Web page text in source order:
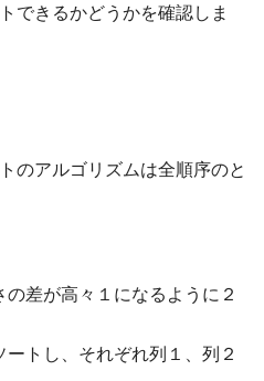
できるかどうかを確認しま
のアルゴリズムは全順序のと
差が高々１になるように２
トし、それぞれ列１、列２